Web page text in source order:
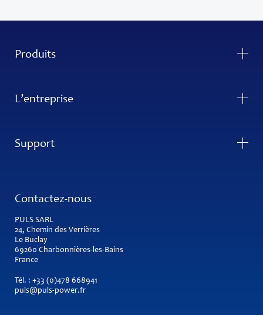
Produits
L’entreprise
Support
Contactez-nous
PULS SARL
24, Chemin des Verrières
Le Buclay
69260 Charbonnières-les-Bains
France
Tél. : +33 (0)478 668941
puls@puls-power.fr